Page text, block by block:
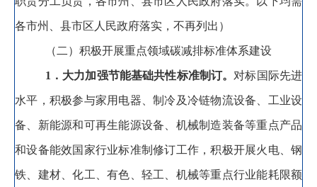
各市州、县市区人民政府落实，不再列出）
（二）积极开展重点领域碳减排标准体系建设
1 ．大力加强节能基础共性标准制订。 对标国际先进
水平 ， 积极参与家用电器、制冷及冷链物流设备、工业设
备、新能源和可再生能源设备、机械制造装备等重点产品
和设备能效国家行业标准制修订工作 ，积极开展火电、钢
铁、建材、化工、有色、轻工、机械等重点行业能耗限额